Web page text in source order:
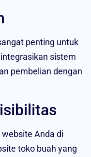
penting untuk
sistem
pembelian dengan
Anda di
toko buah yang